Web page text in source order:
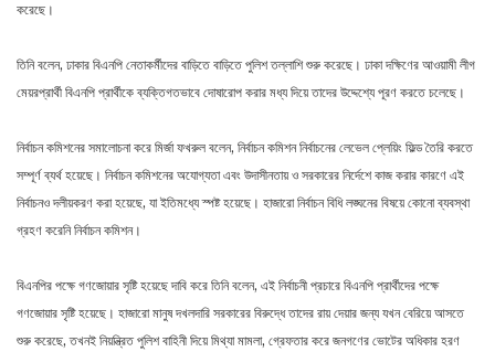
করেছে।
তিনি বলেন, ঢাকার বিএনপি নেতাকর্মীদের বাড়িতে বাড়িতে পুলিশ তল্লাশি শুরু করেছে। ঢাকা দক্ষিণের আওয়ামী লীগ
মেয়রপ্রার্থী বিএনপি প্রার্থীকে ব্যক্তিগতভাবে দোষারোপ করার মধ্য দিয়ে তাদের উদ্দেশ্যে পূরণ করতে চলেছে।
নির্বাচন কমিশনের সমালোচনা করে মির্জা ফখরুল বলেন, নির্বাচন কমিশন নির্বাচনের লেভেল প্লেয়িং ফিল্ড তৈরি করতে
সম্পূর্ণ ব্যর্থ হয়েছে। নির্বাচন কমিশনের অযোগ্যতা এবং উদাসীনতায় ও সরকারের নির্দেশে কাজ করার কারণে এই
নির্বাচনও দলীয়করণ করা হয়েছে, যা ইতিমধ্যে স্পষ্ট হয়েছে। হাজারো নির্বাচন বিধি লঙ্ঘনের বিষয়ে কোনো ব্যবস্থা
গ্রহণ করেনি নির্বাচন কমিশন।
বিএনপির পক্ষে গণজোয়ার সৃষ্টি হয়েছে দাবি করে তিনি বলেন, এই নির্বাচনী প্রচারে বিএনপি প্রার্থীদের পক্ষে
গণজোয়ার সৃষ্টি হয়েছে। হাজারো মানুষ দখলদারি সরকারের বিরুদ্ধে তাদের রায় দেয়ার জন্য যখন বেরিয়ে আসতে
শুরু করেছে, তখনই নিয়ন্ত্রিত পুলিশ বাহিনী দিয়ে মিথ্যা মামলা, গ্রেফতার করে জনগণের ভোটের অধিকার হরণ